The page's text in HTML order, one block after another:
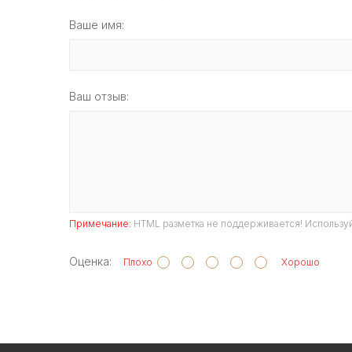
Ваше имя:
Ваш отзыв:
Примечание: HTML разметка не поддерживается!
Оценка: Плохо Хорошо